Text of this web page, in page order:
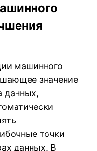
машинного
значение
данных,
точки
данных. В